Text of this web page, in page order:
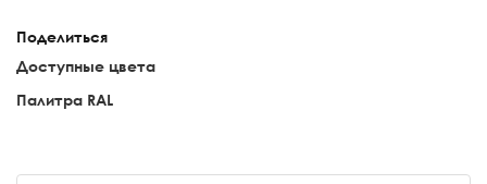
Поделиться
Доступные цвета
Палитра RAL